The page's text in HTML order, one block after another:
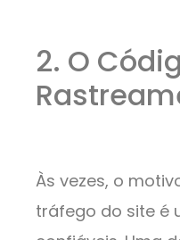
2. O
Às vezes, o
tráfego do site é